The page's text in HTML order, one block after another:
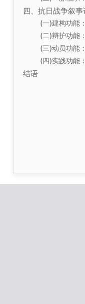
四、抗日战争叙
(一)建构功能
(二)辩护功能
(三)动员功能
(四)实践功能
结语